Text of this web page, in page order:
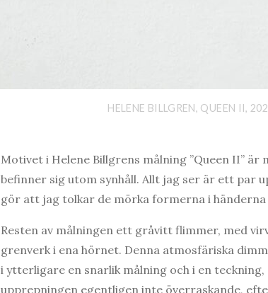
HELENE BILLGREN, QUEEN II,
Motivet i Helene Billgrens målning ”Queen II”
befinner sig utom synhåll. Allt jag ser är ett par
gör att jag tolkar de mörka formerna i
Resten av målningen ett gråvitt flimmer, med
grenverk i ena hörnet. Denna atmosfäriska
i ytterligare en snarlik målning och i en
upprepningen egentligen inte överraskande,